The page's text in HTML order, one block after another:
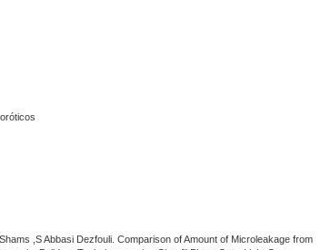
,S Abbasi Dezfouli. Comparison of Amount of Microleakage from